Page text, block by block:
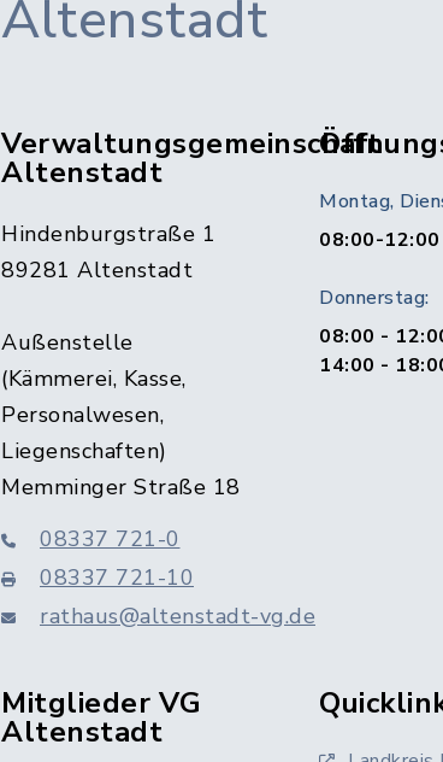
Altenstadt
Verwaltungsgemeinschaft
Altenstadt
Hindenburgstraße 1
89281 Altenstadt
Außenstelle
(Kämmerei, Kasse,
Personalwesen,
Liegenschaften)
Memminger Straße 18
08337 721-0
08337 721-10
rathaus@altenstadt-vg.de
Montag,
08:00-12:00
Donnerstag:
08:00 -
14:00 -
Mitglieder VG
Altenstadt